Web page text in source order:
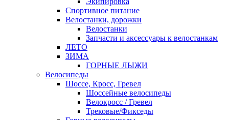
Спортивное питание
Велостанки, дорожки
Велостанки
Запчасти и аксессуары к велостанкам
ЛЕТО
ЗИМА
ГОРНЫЕ ЛЫЖИ
Велосипеды
Шоссе, Кросс, Гревел
Шоссейные велосипеды
Велокросс / Гревел
Трековые/Фикседы